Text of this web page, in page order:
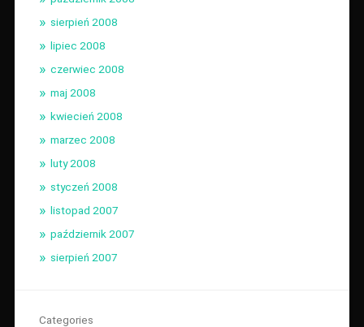
sierpień 2008
lipiec 2008
czerwiec 2008
maj 2008
kwiecień 2008
marzec 2008
luty 2008
styczeń 2008
listopad 2007
październik 2007
sierpień 2007
Categories